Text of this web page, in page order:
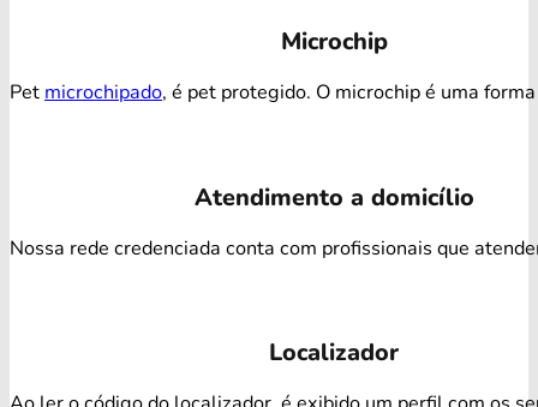
Microchip
Pet microchipado, é pet protegido. O microchip é uma
Atendimento a domicílio
Nossa rede credenciada conta com profissionais que
Localizador